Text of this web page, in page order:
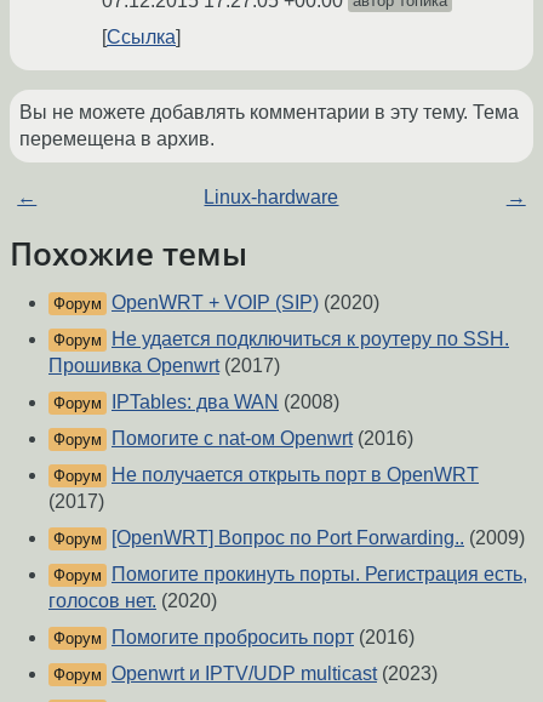
Ссылка
Вы не можете добавлять комментарии в эту тему. Тема
перемещена в архив.
← Linux-hardware →
Похожие темы
Форум OpenWRT + VOIP (SIP) (2020)
Форум
Не удается подключиться к роутеру по SSH.
Прошивка Openwrt(2017)
Форум IPTables: два WAN (2008)
Форум Помогите с nat-ом Openwrt(2016)
Форум
Не получается открыть порт в OpenWRT
(2017)
Форум [OpenWRT] Вопрос по Port Forwarding.. (2009)
Форум
Помогите прокинуть порты. Регистрация есть,
голосов нет. (2020)
Форум Помогите пробросить порт (2016)
Форум Openwrt и IPTV/UDP multicast(2023)